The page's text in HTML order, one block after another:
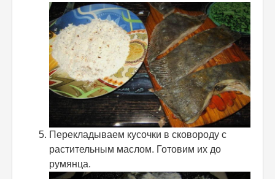
Перекладываем кусочки в сковороду с
растительным маслом. Готовим их до
румянца.